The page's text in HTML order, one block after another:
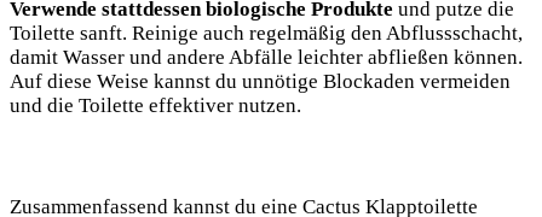
Verwende stattdessen biologische Produkte und putze die
Toilette sanft. Reinige auch regelmäßig den Abflussschacht,
damit Wasser und andere Abfälle leichter abfließen können.
Auf diese Weise kannst du unnötige Blockaden vermeiden
und die Toilette effektiver nutzen.
Zusammenfassend kannst du eine Cactus Klapptoilette